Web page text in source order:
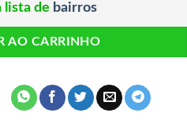
lista de bairros
AO CARRINHO